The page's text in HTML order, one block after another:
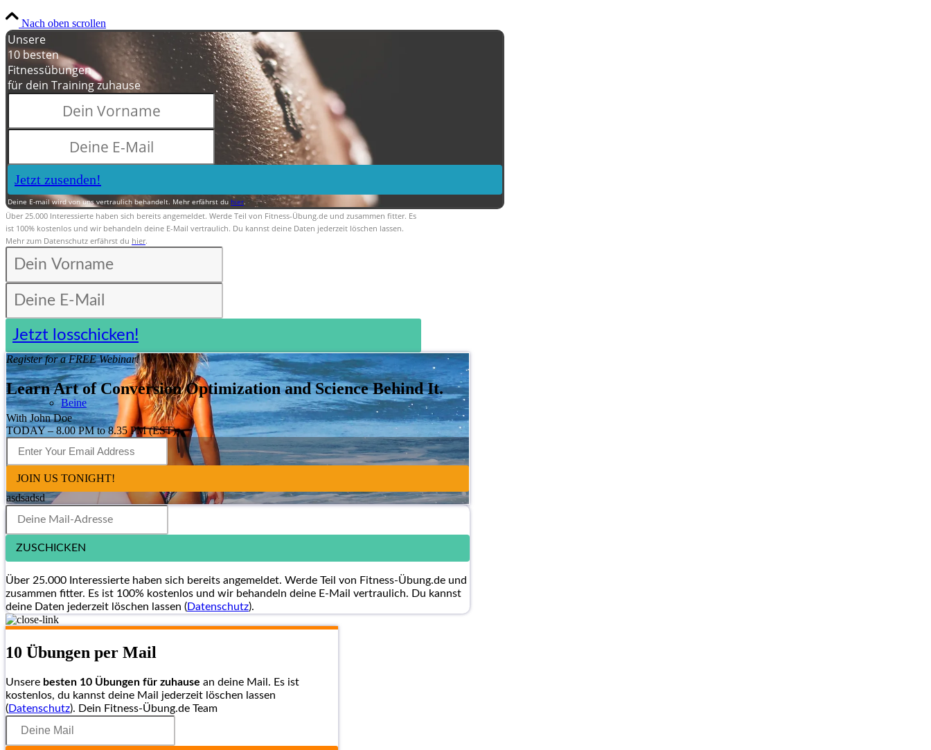
Beine
Nach oben scrollen
Unsere
10 besten
Fitnessübungen
für dein Training zuhause
Jetzt zusenden!
Deine E-mail wird von uns vertraulich behandelt. Mehr erfährst du hier.
Über 25.000 Interessierte haben sich bereits angemeldet. Werde Teil von Fitness-Übung.de und zusammen fitter. Es
ist 100% kostenlos und wir behandeln deine E-Mail vertraulich. Du kannst deine Daten jederzeit löschen lassen.
Mehr zum Datenschutz erfährst du hier.
Jetzt losschicken!
Register for a FREE Webinar!
Learn Art of Conversion Optimization and Science Behind It.
With John Doe
TODAY – 8.00 PM to 8.35 PM (EST)
JOIN US TONIGHT!
asdsadsd
ZUSCHICKEN
Über 25.000 Interessierte haben sich bereits angemeldet. Werde Teil von Fitness-Übung.de und
zusammen fitter. Es ist 100% kostenlos und wir behandeln deine E-Mail vertraulich. Du kannst
deine Daten jederzeit löschen lassen (Datenschutz).
10 Übungen per Mail
Unsere besten 10 Übungen für zuhause an deine Mail. Es ist
kostenlos, du kannst deine Mail jederzeit löschen lassen
(Datenschutz). Dein Fitness-Übung.de Team